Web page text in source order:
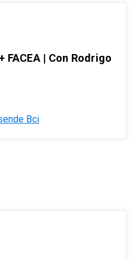
FACEA | Con Rodrigo
Bci